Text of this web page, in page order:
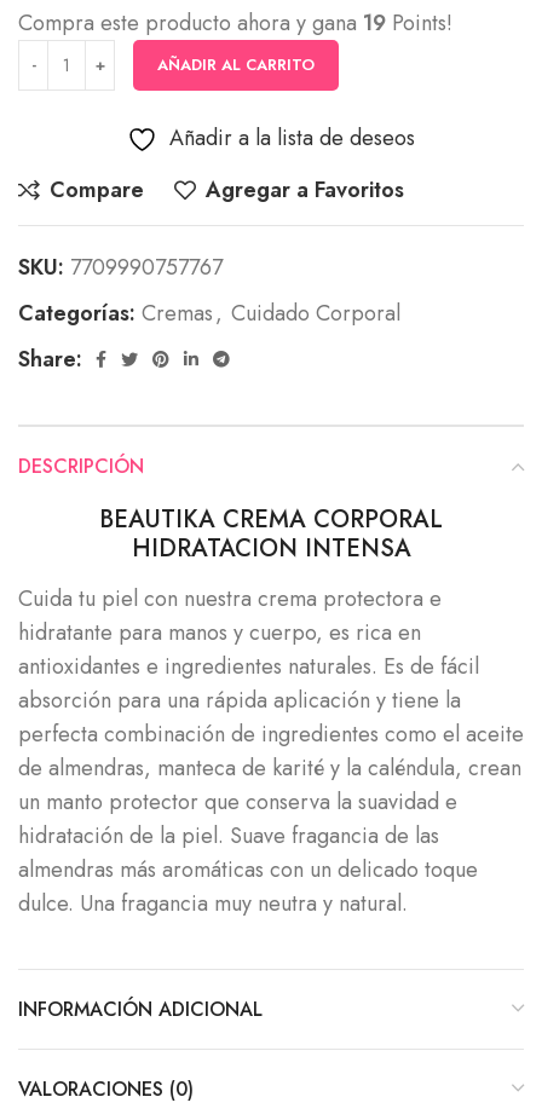
Compra este producto ahora y gana 19 Points!
AÑADIR AL CARRITO
Añadir a la lista de deseos
Compare
Agregar a Favoritos
SKU: 7709990757767
Categorías: Cremas, Cuidado Corporal
Share:
DESCRIPCIÓN
BEAUTIKA CREMA CORPORAL
HIDRATACION INTENSA
Cuida tu piel con nuestra crema protectora e
hidratante para manos y cuerpo, es rica en
antioxidantes e ingredientes naturales. Es de fácil
absorción para una rápida aplicación y tiene la
perfecta combinación de ingredientes como el aceite
de almendras, manteca de karité y la caléndula, crean
un manto protector que conserva la suavidad e
hidratación de la piel. Suave fragancia de las
almendras más aromáticas con un delicado toque
dulce. Una fragancia muy neutra y natural.
INFORMACIÓN ADICIONAL
VALORACIONES (0)